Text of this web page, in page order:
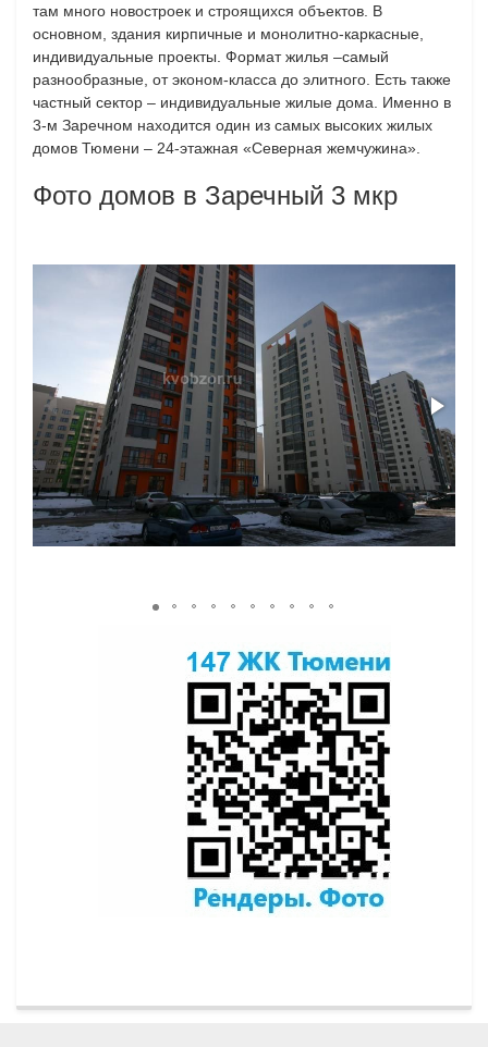
там много новостроек и строящихся объектов. В
основном, здания кирпичные и монолитно-каркасные,
индивидуальные проекты. Формат жилья –самый
разнообразные, от эконом-класса до элитного. Есть также
частный сектор – индивидуальные жилые дома. Именно в
3-м Заречном находится один из самых высоких жилых
домов Тюмени – 24-этажная «Северная жемчужина».
Фото домов в Заречный 3 мкр